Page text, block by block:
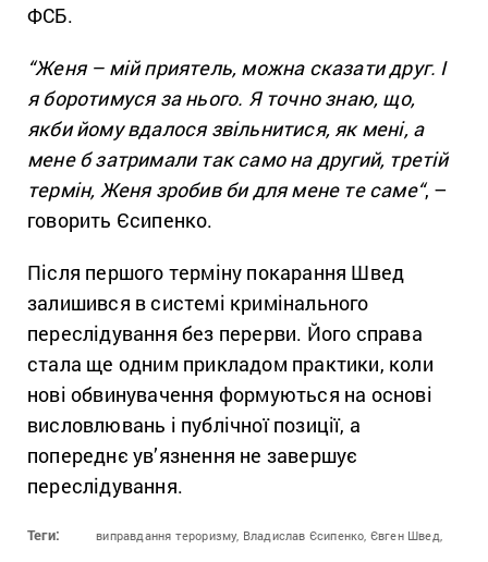
ФСБ.
“Женя – мій приятель, можна сказати друг. І
я боротимуся за нього. Я точно знаю, що,
якби йому вдалося звільнитися, як мені, а
мене б затримали так само на другий, третій
термін, Женя зробив би для мене те саме“, –
говорить Єсипенко.
Після першого терміну покарання Швед
залишився в системі кримінального
переслідування без перерви. Його справа
стала ще одним прикладом практики, коли
нові обвинувачення формуються на основі
висловлювань і публічної позиції, а
попереднє ув’язнення не завершує
переслідування.
Теги: виправдання тероризму, Владислав Єсипенко, Євген Швед,